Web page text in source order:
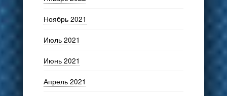
Ноябрь 2021
Июль 2021
Июнь 2021
Апрель 2021